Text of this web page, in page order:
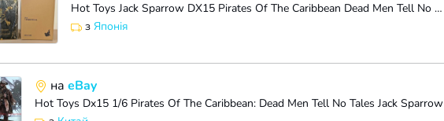
Hot Toys Jack Sparrow DX15 Pirates Of The Caribbean Dead Men Tell No Tales NEW
з Японія
на eBay
Hot Toys Dx15 1/6 Pirates Of The Caribbean: Dead Men Tell No Tales Jack Sparrow